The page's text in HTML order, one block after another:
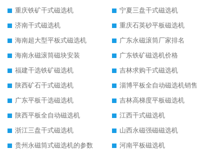
重庆铁矿干式磁选机
宁夏三盘干式磁选机
济南干式磁选机
重庆石英砂平板磁选机
海南超大型平板式磁选机
广东永磁滚筒厂家排名
海南永磁滚筒磁块安装
广东铁矿磁选机价格
福建干选铁矿磁选机
吉林求购干式磁选机
陕西矿石干式磁选机
淄博平板全自动磁选机销售
广东平板干选磁选机
吉林高梯度平板磁选机
陕西平板全自动磁选机
江西干式磁选机
浙江三盘干式磁选机
山西永磁强磁磁选机
贵州永磁筒式磁选机的参数
河南平板磁选机